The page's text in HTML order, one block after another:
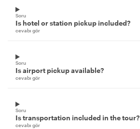
Soru
Is hotel or station pickup included?
cevabı gör
Soru
Is airport pickup available?
cevabı gör
Soru
Is transportation included in the tour?
cevabı gör